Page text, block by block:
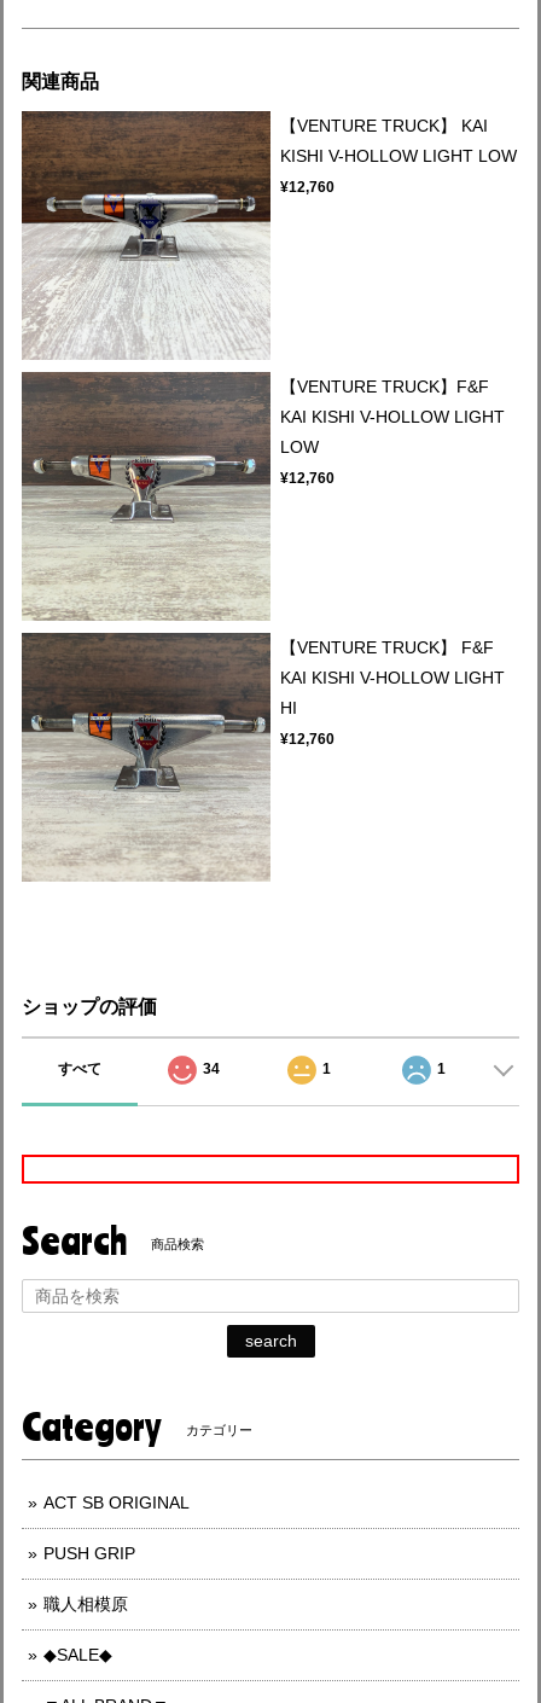
関連商品
【VENTURE TRUCK】 KAI
KISHI V-HOLLOW LIGHT LOW
¥12,760
【VENTURE TRUCK】F&F
KAI KISHI V-HOLLOW LIGHT
LOW
¥12,760
【VENTURE TRUCK】 F&F
KAI KISHI V-HOLLOW LIGHT
HI
¥12,760
ショップの評価
すべて 34 1 1
Search 商品検索
search
Category カテゴリー
ACT SB ORIGINAL
PUSH GRIP
職人相模原
◆SALE◆